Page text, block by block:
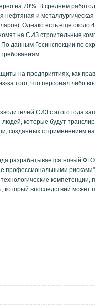
на 70%. В среднем
и
Однако есть еще около
на СИЗ строительные
данным Госинспекции по
на предприятиях, как
за того, что персонал
СИЗ с этого года
людей, которые будут
созданных с применением
разрабатывается новый
профессиональными
впоследствии может